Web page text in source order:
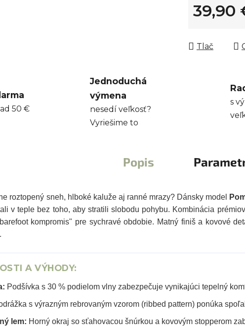
39,90
Jednotková
Tlač
50 €
Jednoduchá
výmena
nesedí veľkosť?
Vyriešime to
s
Popis
roztopený sneh, hlboké kaluže aj ranné mrazy? Dánsky model
v teple bez toho, aby stratili slobodu pohybu. Kombinácia
kompromis" pre sychravé obdobie. Matný finiš a kovové
A VÝHODY:
Podšívka s 30 % podielom vlny zabezpečuje vynikajúci tepelný
s výrazným rebrovaným vzorom (ribbed pattern) ponúka
lem: Horný okraj so sťahovacou šnúrkou a kovovým stopperom